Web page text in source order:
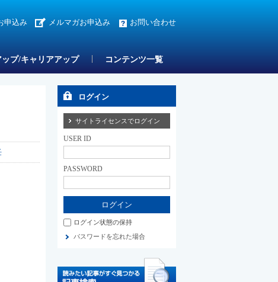
申込み メルマガお申込み お問い合わせ
ップ/キャリアアップ コンテンツ一覧
ログイン
サイトライセンスでログイン
USER ID
PASSWORD
ログイン状態の保持
パスワードを忘れた場合